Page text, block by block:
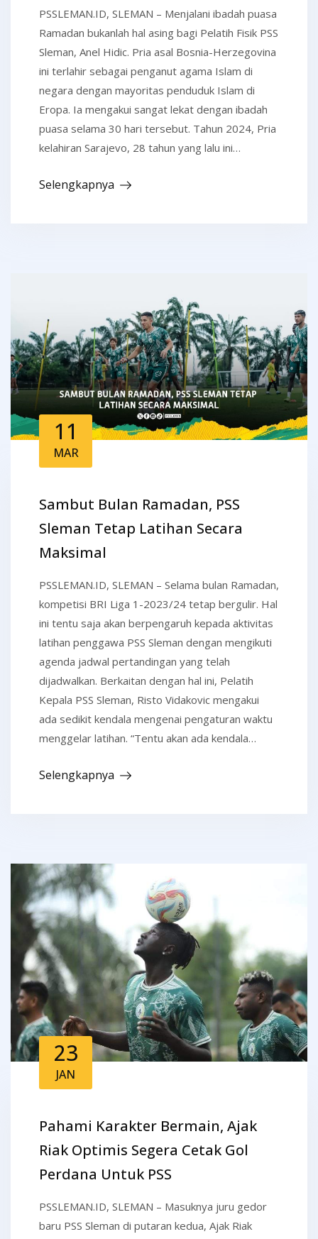
PSSLEMAN.ID, SLEMAN – Menjalani ibadah puasa
Ramadan bukanlah hal asing bagi Pelatih Fisik PSS
Sleman, Anel Hidic. Pria asal Bosnia-Herzegovina
ini terlahir sebagai penganut agama Islam di
negara dengan mayoritas penduduk Islam di
Eropa. Ia mengakui sangat lekat dengan ibadah
puasa selama 30 hari tersebut. Tahun 2024, Pria
kelahiran Sarajevo, 28 tahun yang lalu ini…
Selengkapnya
11
MAR
Sambut Bulan Ramadan, PSS
Sleman Tetap Latihan Secara
Maksimal
PSSLEMAN.ID, SLEMAN – Selama bulan Ramadan,
kompetisi BRI Liga 1-2023/24 tetap bergulir. Hal
ini tentu saja akan berpengaruh kepada aktivitas
latihan penggawa PSS Sleman dengan mengikuti
agenda jadwal pertandingan yang telah
dijadwalkan. Berkaitan dengan hal ini, Pelatih
Kepala PSS Sleman, Risto Vidakovic mengakui
ada sedikit kendala mengenai pengaturan waktu
menggelar latihan. “Tentu akan ada kendala…
Selengkapnya
23
JAN
Pahami Karakter Bermain, Ajak
Riak Optimis Segera Cetak Gol
Perdana Untuk PSS
PSSLEMAN.ID, SLEMAN – Masuknya juru gedor
baru PSS Sleman di putaran kedua, Ajak Riak